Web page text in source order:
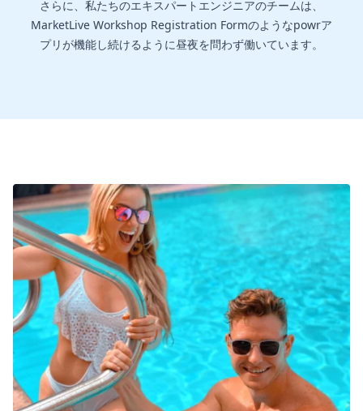
さらに、私たちのエキスパートエンジニアのチームは、
MarketLive Workshop Registration Formのようなpowrア
プリが機能し続けるように昼夜を問わず働いています。